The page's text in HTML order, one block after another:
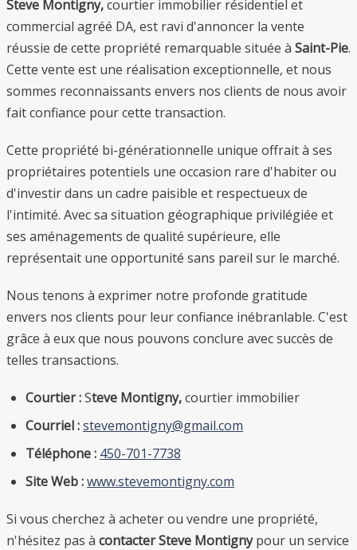
Steve Montigny,courtier immobilier résidentiel et
commercial agréé DA, est ravi d'annoncer la vente
réussie de cette propriété remarquable située à Saint-Pie.
Cette vente est une réalisation exceptionnelle, et nous
sommes reconnaissants envers nos clients de nous avoir
fait confiance pour cette transaction.
Cette propriété bi-générationnelle unique offrait à ses
propriétaires potentiels une occasion rare d'habiter ou
d'investir dans un cadre paisible et respectueux de
l'intimité. Avec sa situation géographique privilégiée et
ses aménagements de qualité supérieure, elle
représentait une opportunité sans pareil sur le marché.
Nous tenons à exprimer notre profonde gratitude
envers nos clients pour leur confiance inébranlable. C'est
grâce à eux que nous pouvons conclure avec succès de
telles transactions.
Courtier :Steve Montigny,courtier immobilier
Courriel :stevemontigny@gmail.com
Téléphone : 450-701-7738
Site Web :www.stevemontigny.com
Si vous cherchez à acheter ou vendre une propriété,
n'hésitez pas à contacter Steve Montignypour un service